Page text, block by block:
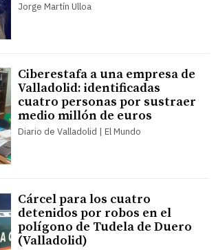
Jorge Martín Ulloa
Ciberestafa a una empresa de
Valladolid: identificadas
cuatro personas por sustraer
medio millón de euros
Diario de Valladolid | El Mundo
Cárcel para los cuatro
detenidos por robos en el
polígono de Tudela de Duero
(Valladolid)